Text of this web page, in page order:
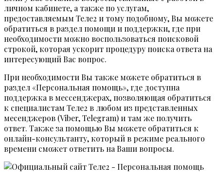
личном кабинете, а также по услугам,
предоставляемым Теле2 и тому подобному, Вы можете
обратиться в раздел помощи и поддержки, где при
необходимости можно воспользоваться поисковой
строкой, которая ускорит процедуру поиска ответа на
интересующий Вас вопрос.
При необходимости Вы также можете обратиться в
раздел «Персональная помощь», где доступна
поддержка в мессенджерах, позволяющая обратиться
к специалистам Теле2 в любом из представленных
месенджеров (Viber, Telegram) и там же получить
ответ. Также за помощью Вы можете обратиться к
онлайн-консультанту, который в режиме реального
времени сможет ответить на Ваши вопросы.